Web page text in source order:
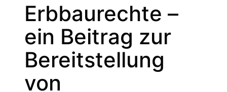
Erbbaurechte –
ein Beitrag zur
Bereitstellung
von